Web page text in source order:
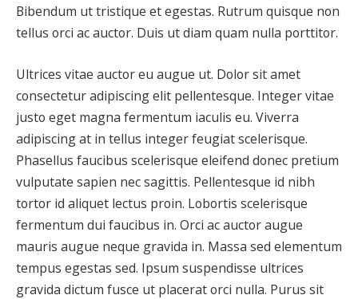
Bibendum ut tristique et egestas. Rutrum quisque non
tellus orci ac auctor. Duis ut diam quam nulla porttitor.
Ultrices vitae auctor eu augue ut. Dolor sit amet
consectetur adipiscing elit pellentesque. Integer vitae
justo eget magna fermentum iaculis eu. Viverra
adipiscing at in tellus integer feugiat scelerisque.
Phasellus faucibus scelerisque eleifend donec pretium
vulputate sapien nec sagittis. Pellentesque id nibh
tortor id aliquet lectus proin. Lobortis scelerisque
fermentum dui faucibus in. Orci ac auctor augue
mauris augue neque gravida in. Massa sed elementum
tempus egestas sed. Ipsum suspendisse ultrices
gravida dictum fusce ut placerat orci nulla. Purus sit